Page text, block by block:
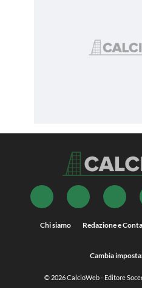
Chi siamo Redazione e
Cambia
© 2026CalcioWeb- Editore